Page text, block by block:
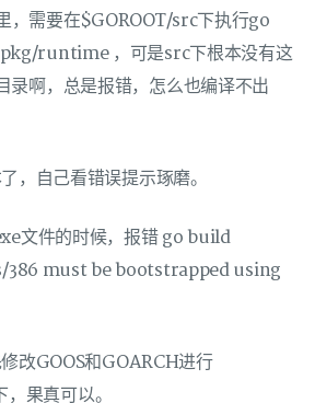
，需要在$GOROOT/src下执行go
runtime ，可是src下根本没有这
啊，总是报错，怎么也编译不出
，自己看错误提示琢磨。
文件的时候，报错 go build
must be bootstrapped using
改GOOS和GOARCH进行
果真可以。